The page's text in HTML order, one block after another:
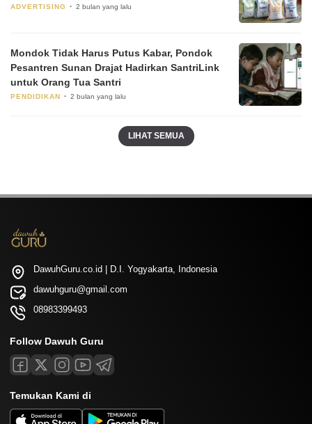
ADVERTISING 2 bulan yang lalu
Mondok Tidak Harus Putus Kabar, Pondok
Pesantren Sunan Drajat Hadirkan SantriLink
untuk Orang Tua Santri
PENDIDIKAN 2 bulan yang lalu
LIHAT SEMUA
DawuhGuru.co.id | D.I. Yogyakarta, Indonesia
dawuhguru@gmail.com
08983399493
Follow Dawuh Guru
Temukan Kami di